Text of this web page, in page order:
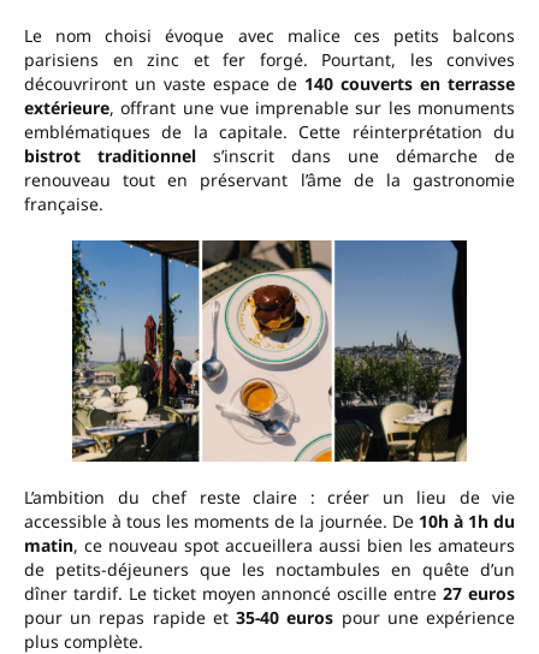
Le nom choisi évoque avec malice ces petits balcons
parisiens en zinc et fer forgé. Pourtant, les convives
découvriront un vaste espace de 140 couverts en terrasse
extérieure, offrant une vue imprenable sur les monuments
emblématiques de la capitale. Cette réinterprétation du
bistrot traditionnel s’inscrit dans une démarche de
renouveau tout en préservant l’âme de la gastronomie
française.
L’ambition du chef reste claire : créer un lieu de vie
accessible à tous les moments de la journée. De 10h à 1h du
matin, ce nouveau spot accueillera aussi bien les amateurs
de petits-déjeuners que les noctambules en quête d’un
dîner tardif. Le ticket moyen annoncé oscille entre27 euros
pour un repas rapide et35-40 euros pour une expérience
plus complète.